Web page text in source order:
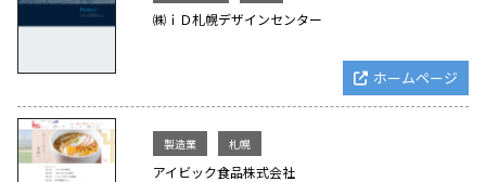
㈱ｉＤ札幌デザインセンター
ホームページ
製造業 札幌
アイビック食品株式会社